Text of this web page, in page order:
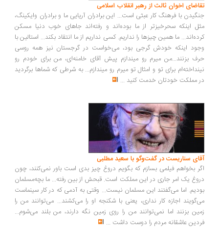
تقاضای اخوان ثالث از رهبر انقلاب اسلامی
جنگیدن با فرهنگ کار عبثی است... این برادران آریایی ما و برادران وایکینگ،
مثل اینکه سحرخیزتر از ما بوده‌اند و رفته‌اند جاهای خوب دنیا مسکن
کرده‌اند... ما همین چیزها را نداریم. کسی نداریم از ما انتقاد بکند... استالین با
وجود اینکه خودش گرجی بود، می‌خواست در گرجستان نیز همه روسی
حرف بزنند...من میرم رو میندازم پیش آقای خامنه‌ای، من برای خودم رو
نینداخته‌ام برای تو و امثال تو میرم رو میندازم... به شرطی که شماها برگردید
در مملکت خودتان خدمت کنید ...
آقای سناریست در گفت‌وگو با سعید مطلبی
اگر بخواهم فیلمی بسازم که بگویم دروغ چیز بدی است باور نمی‌کنند، چون
دروغ یک امر جاری در این مملکت است. قبحش از بین رفته... ما بچه‌مسلمان
بودیم. اما می‌گفتند این مسلمان نیست... وقتی به آدمی که در کار سینماست
می‌گویند اجازه کار نداری، یعنی با شکنجه او را می‌کشند... می‌توانند من را
زمین بزنند اما نمی‌توانند من را روی زمین نگه دارند، من بلند می‌شوم...
فردین عاشقانه مردم را دوست داشت ...